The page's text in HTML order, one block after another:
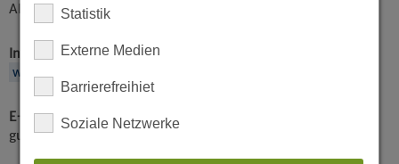
Alle Zielgruppen
Internetadresse (eigene Infos im Internet)
www.markusgemeinde-muenster.de
E-Mail
gute.nachricht@markusgemeinde-muenster.de
Statistik
Externe Medien
Barrierefreihiet
Soziale Netzwerke